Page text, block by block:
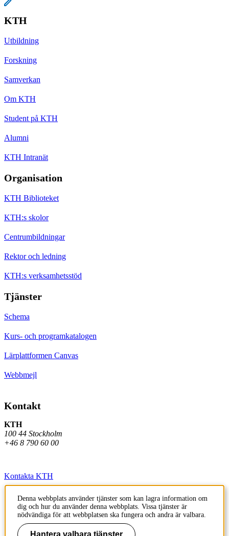
KTH
Utbildning
Forskning
Samverkan
Om KTH
Student på KTH
Alumni
KTH Intranät
Organisation
KTH Biblioteket
KTH:s skolor
Centrumbildningar
Rektor och ledning
KTH:s verksamhetsstöd
Tjänster
Schema
Kurs- och programkatalogen
Lärplattformen Canvas
Webbmejl
Kontakt
KTH
100 44 Stockholm
+46 8 790 60 00
Kontakta KTH
Jobba på KTH
Press och media
Faktura och betalning KTH
Denna webbplats använder tjänster som kan lagra information om
dig och hur du använder denna webbplats. Vissa tjänster är
nödvändiga för att webbplatsen ska fungera och andra är valbara.
Hantera valbara tjänster